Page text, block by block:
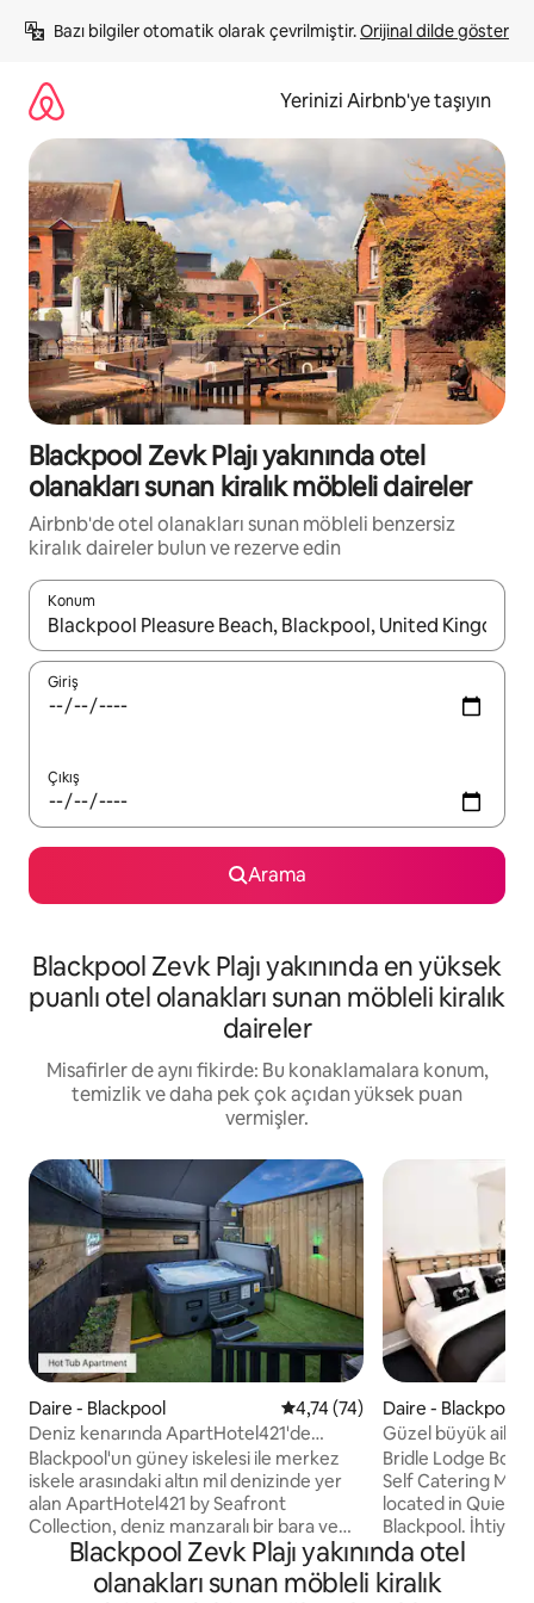
atla
Bazı bilgiler otomatik olarak çevrilmiştir. Orijinal dilde göster
Yerinizi Airbnb'ye taşıyın
Blackpool Zevk Plajı yakınında otel
olanakları sunan kiralık möbleli daireler
Airbnb'de otel olanakları sunan möbleli benzersiz
kiralık daireler bulun ve rezerve edin
Konum
Sonuçlar kullanılabilir olduğunda yukarı ve aşağı oklarıyla
Giriş
Çıkış
Arama
Blackpool Zevk Plajı yakınında en yüksek
puanlı otel olanakları sunan möbleli kiralık
daireler
Misafirler de aynı fikirde: Bu konaklamalara konum,
temizlik ve daha pek çok açıdan yüksek puan
vermişler.
Daire - Blackpool 5 üzerinden ortalama 4,74
4,74 (74)
Deniz kenarında ApartHotel421'de
jakuzili daire
Blackpool'un güney iskelesi ile merkez
iskele arasındaki altın mil denizinde yer
alan ApartHotel421 by Seafront
Collection, deniz manzaralı bir bara ve
deniz kenarında birinci sınıf bir konuma
ücretsiz kablosuz internet bağlantısı,
Daire - Blackpool
Güzel büyük aile
Bridle Lodge
Self Catering
located in
Blackpool.
donanımlı ve en
temizlenmiş
nevresimler/
Blackpool Zevk Plajı yakınında otel
olanakları sunan möbleli kiralık